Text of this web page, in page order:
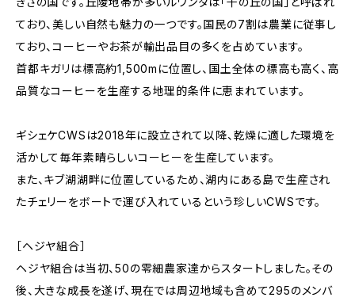
ており、美しい自然も魅力の一つです。国民の7割は農業に従事し
ており、コーヒーやお茶が輸出品目の多くを占めています。
首都キガリは標高約1,500mに位置し、国土全体の標高も高く、高
品質なコーヒーを生産する地理的条件に恵まれています。
ギシェケCWSは2018年に設立されて以降、乾燥に適した環境を
活かして毎年素晴らしいコーヒーを生産しています。
また、キブ湖湖畔に位置しているため、湖内にある島で生産され
たチェリーをボートで運び入れているという珍しいCWSです。
［ヘジヤ組合］
ヘジヤ組合は当初、50の零細農家達からスタートしました。その
後、大きな成長を遂げ、現在では周辺地域も含めて295のメンバ